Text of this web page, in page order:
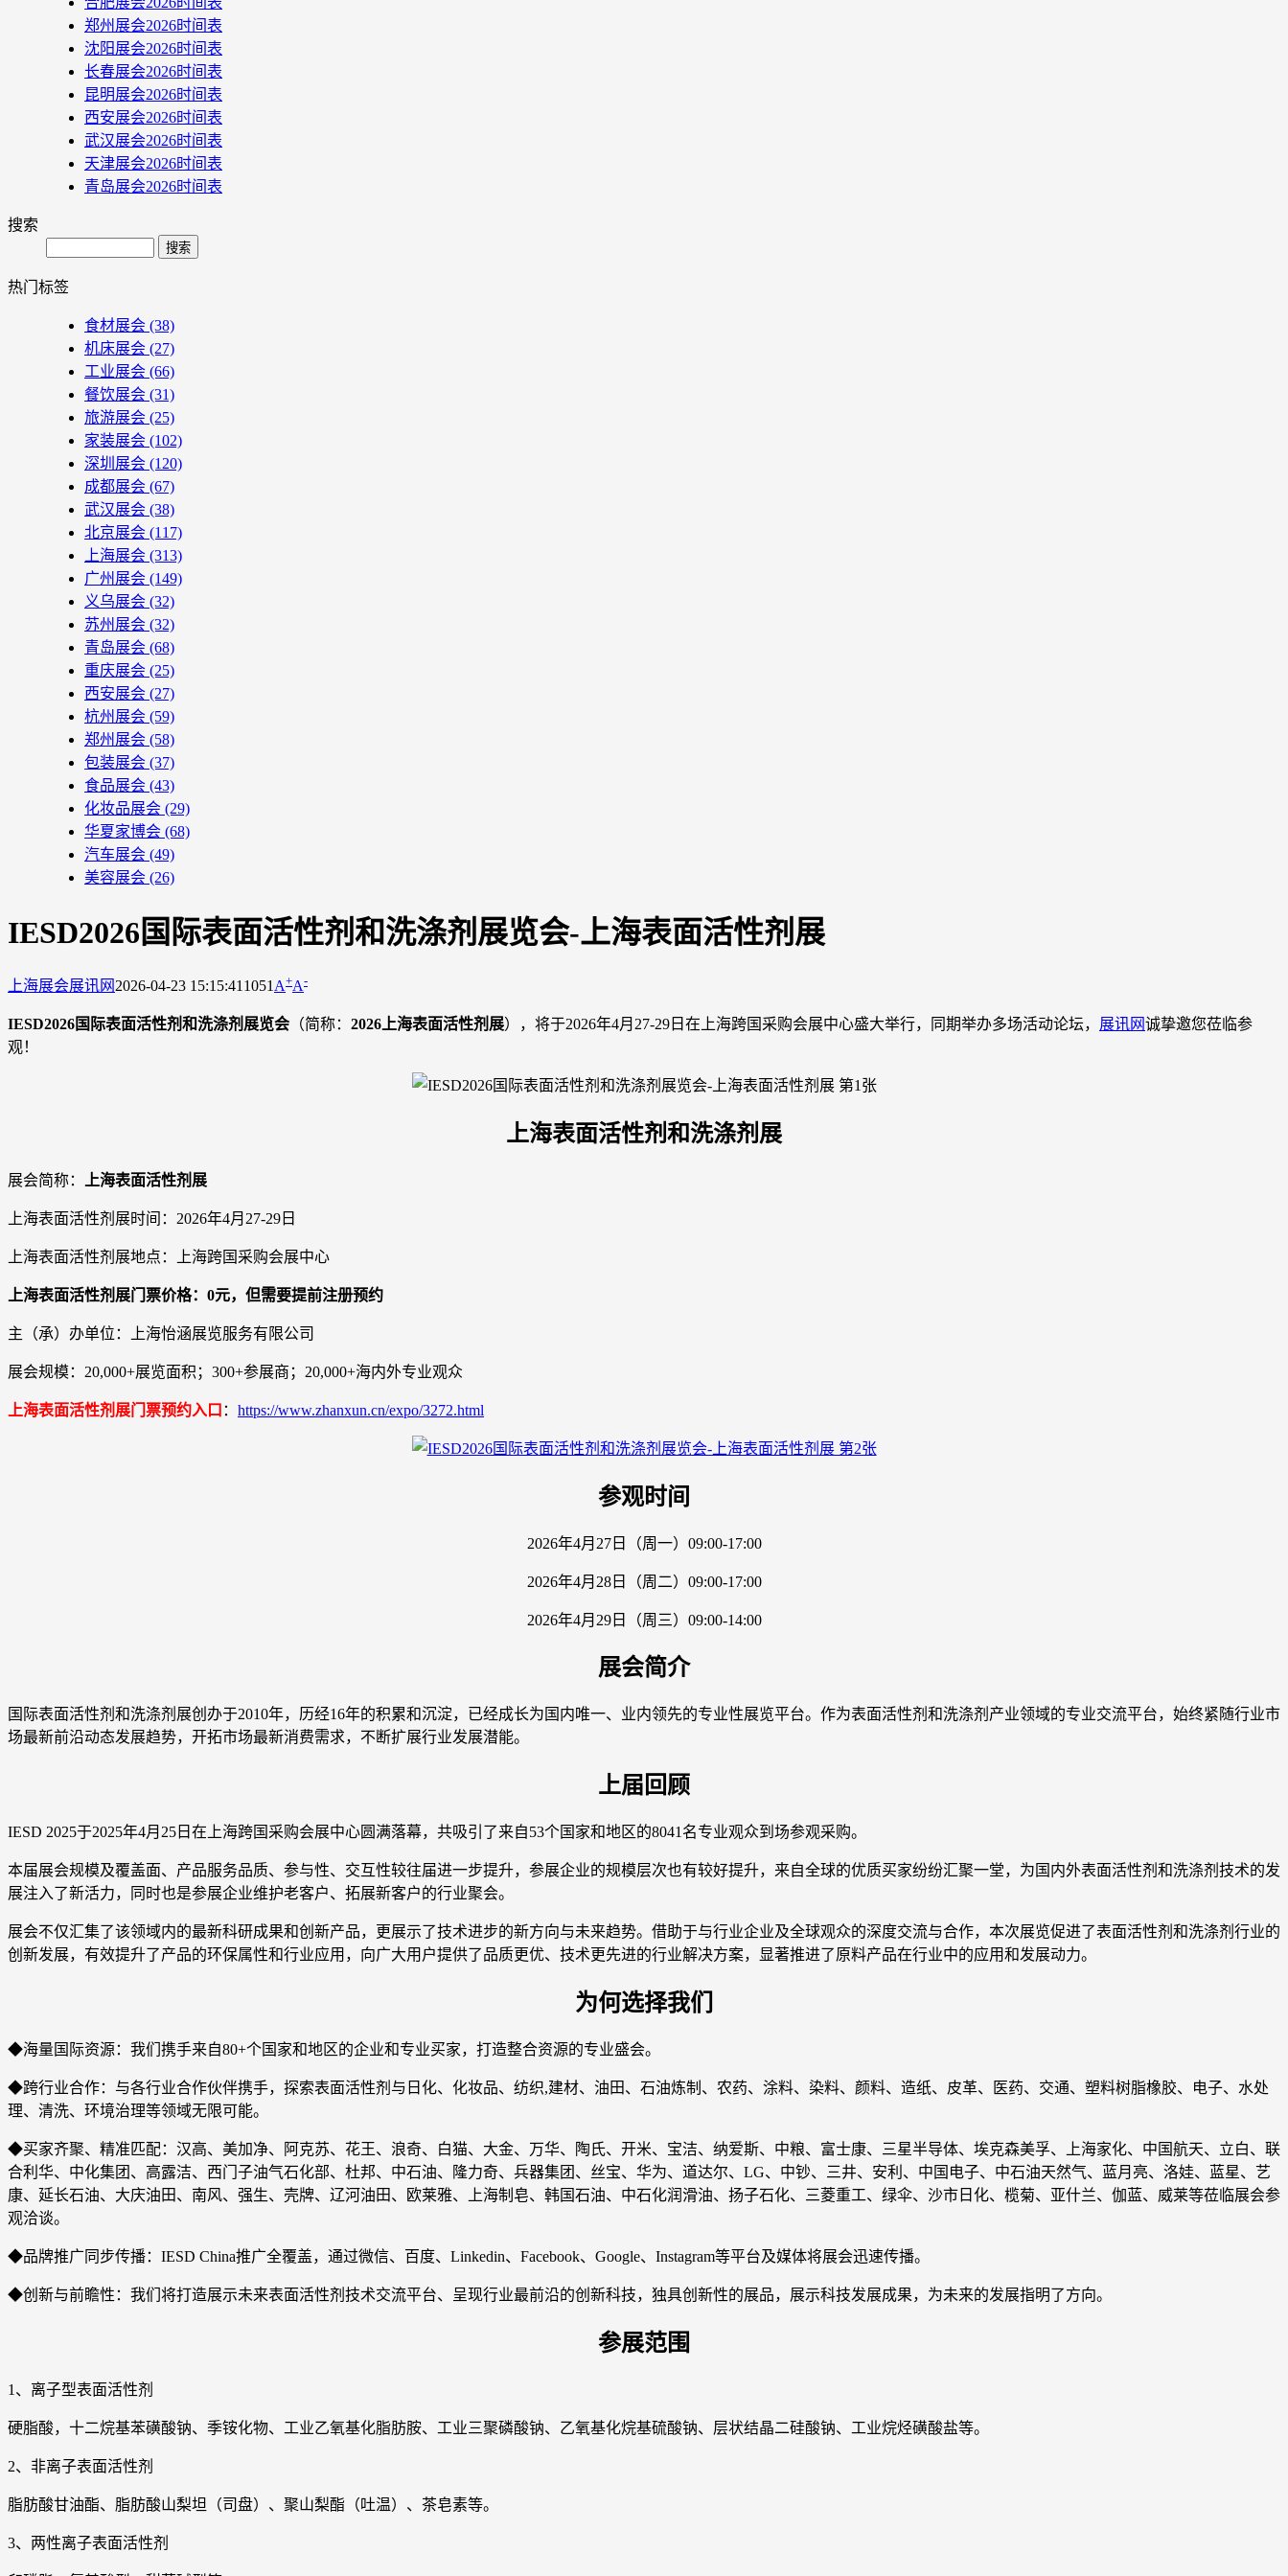
郑州展会2026时间表
沈阳展会2026时间表
长春展会2026时间表
昆明展会2026时间表
西安展会2026时间表
武汉展会2026时间表
天津展会2026时间表
青岛展会2026时间表
搜索
Search
热门标签
食材展会 (38)
机床展会 (27)
工业展会 (66)
餐饮展会 (31)
旅游展会 (25)
家装展会 (102)
深圳展会 (120)
成都展会 (67)
武汉展会 (38)
北京展会 (117)
上海展会 (313)
广州展会 (149)
义乌展会 (32)
苏州展会 (32)
青岛展会 (68)
重庆展会 (25)
西安展会 (27)
杭州展会 (59)
郑州展会 (58)
包装展会 (37)
食品展会 (43)
化妆品展会 (29)
华夏家博会 (68)
汽车展会 (49)
美容展会 (26)
IESD2026国际表面活性剂和洗涤剂展览会-上海表面活性剂展
上海展会展讯网 2026-04-23 15:15:41 1051 A+A-
IESD2026国际表面活性剂和洗涤剂展览会 （简称： 2026上海表面活性剂展），将于2026年4月27-29日在上海跨国采购会展中心盛大举行，同期举办多场活动论坛， 展讯网诚挚邀您莅临参
观！
上海表面活性剂和洗涤剂展
展会简称： 上海表面活性剂展
上海表面活性剂展时间：2026年4月27-29日
上海表面活性剂展地点：上海跨国采购会展中心
上海表面活性剂展门票价格：0元，但需要提前注册预约
主（承）办单位：上海怡涵展览服务有限公司
展会规模：20,000+展览面积；300+参展商；20,000+海内外专业观众
上海表面活性剂展门票预约入口 ： https://www.zhanxun.cn/expo/3272.html
参观时间
2026年4月27日（周一）09:00-17:00
2026年4月28日（周二）09:00-17:00
2026年4月29日（周三）09:00-14:00
展会简介
国际表面活性剂和洗涤剂展创办于2010年，历经16年的积累和沉淀，已经成长为国内唯一、业内领先的专业性展览平台。作为表面活性剂和洗涤剂产业领域的专业交流平台，始终紧随行业市
场最新前沿动态发展趋势，开拓市场最新消费需求，不断扩展行业发展潜能。
上届回顾
IESD 2025于2025年4月25日在上海跨国采购会展中心圆满落幕，共吸引了来自53个国家和地区的8041名专业观众到场参观采购。
本届展会规模及覆盖面、产品服务品质、参与性、交互性较往届进一步提升，参展企业的规模层次也有较好提升，来自全球的优质买家纷纷汇聚一堂，为国内外表面活性剂和洗涤剂技术的发
展注入了新活力，同时也是参展企业维护老客户、拓展新客户的行业聚会。
展会不仅汇集了该领域内的最新科研成果和创新产品，更展示了技术进步的新方向与未来趋势。借助于与行业企业及全球观众的深度交流与合作，本次展览促进了表面活性剂和洗涤剂行业的
创新发展，有效提升了产品的环保属性和行业应用，向广大用户提供了品质更优、技术更先进的行业解决方案，显著推进了原料产品在行业中的应用和发展动力。
为何选择我们
◆海量国际资源：我们携手来自80+个国家和地区的企业和专业买家，打造整合资源的专业盛会。
◆跨行业合作：与各行业合作伙伴携手，探索表面活性剂与日化、化妆品、纺织,建材、油田、石油炼制、农药、涂料、染料、颜料、造纸、皮革、医药、交通、塑料树脂橡胶、电子、水处
理、清洗、环境治理等领域无限可能。
◆买家齐聚、精准匹配：汉高、美加净、阿克苏、花王、浪奇、白猫、大金、万华、陶氏、开米、宝洁、纳爱斯、中粮、富士康、三星半导体、埃克森美孚、上海家化、中国航天、立白、联
合利华、中化集团、高露洁、西门子油气石化部、杜邦、中石油、隆力奇、兵器集团、丝宝、华为、道达尔、LG、中钞、三井、安利、中国电子、中石油天然气、蓝月亮、洛娃、蓝星、艺
康、延长石油、大庆油田、南风、强生、壳牌、辽河油田、欧莱雅、上海制皂、韩国石油、中石化润滑油、扬子石化、三菱重工、绿伞、沙市日化、榄菊、亚什兰、伽蓝、威莱等莅临展会参
观洽谈。
◆品牌推广同步传播：IESD China推广全覆盖，通过微信、百度、Linkedin、Facebook、Google、Instagram等平台及媒体将展会迅速传播。
◆创新与前瞻性：我们将打造展示未来表面活性剂技术交流平台、呈现行业最前沿的创新科技，独具创新性的展品，展示科技发展成果，为未来的发展指明了方向。
参展范围
1、离子型表面活性剂
硬脂酸，十二烷基苯磺酸钠、季铵化物、工业乙氧基化脂肪胺、工业三聚磷酸钠、乙氧基化烷基硫酸钠、层状结晶二硅酸钠、工业烷烃磺酸盐等。
2、非离子表面活性剂
脂肪酸甘油酯、脂肪酸山梨坦（司盘）、聚山梨酯（吐温）、茶皂素等。
3、两性离子表面活性剂